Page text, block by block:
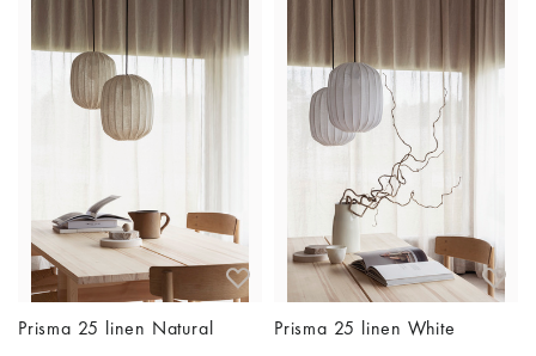
Prisma 25 linen Natural Prisma 25 linen White